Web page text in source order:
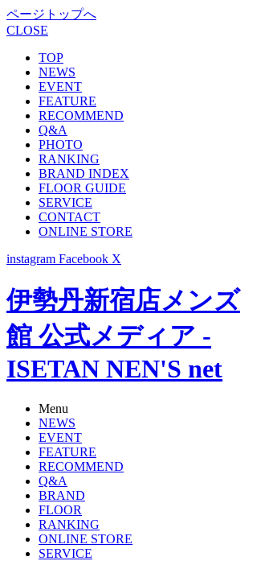
ページトップへ
CLOSE
TOP
NEWS
EVENT
FEATURE
RECOMMEND
Q&A
PHOTO
RANKING
BRAND INDEX
FLOOR GUIDE
SERVICE
CONTACT
ONLINE STORE
instagram Facebook X
伊勢丹新宿店メンズ
館 公式メディア -
ISETAN NEN'S net
Menu
NEWS
EVENT
FEATURE
RECOMMEND
Q&A
BRAND
FLOOR
RANKING
ONLINE STORE
SERVICE